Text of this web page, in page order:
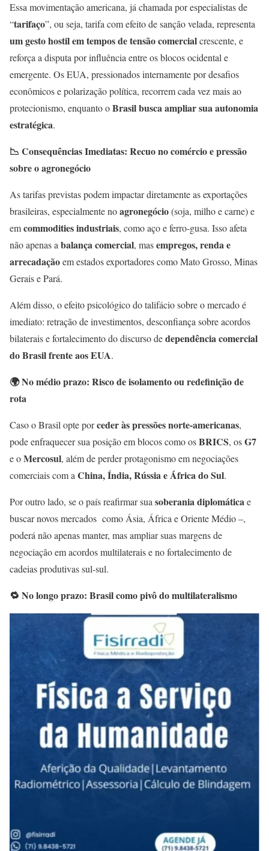
Essa movimentação americana, já chamada por especialistas de
“tarifaço”, ou seja, tarifa com efeito de sanção velada, representa
um gesto hostil em tempos de tensão comercialcrescente, e
reforça a disputa por influência entre os blocos ocidental e
emergente. Os EUA, pressionados internamente por desafios
econômicos e polarização política, recorrem cada vez mais ao
protecionismo, enquanto oBrasil busca ampliar sua autonomia
estratégica.
📉Consequências Imediatas: Recuo no comércio e pressão
sobre o agronegócio
As tarifas previstas podem impactar diretamente as exportações
brasileiras, especialmente noagronegócio(soja, milho e carne) e
emcommodities industriais, como aço e ferro-gusa. Isso afeta
não apenas a balança comercial, masempregos, renda e
arrecadaçãoem estados exportadores como Mato Grosso, Minas
Gerais e Pará.
Além disso, o efeito psicológico do talifácio sobre o mercado é
imediato: retração de investimentos, desconfiança sobre acordos
bilaterais e fortalecimento do discurso dedependência comercial
do Brasil frente aos EUA.
🌍No médio prazo: Risco de isolamento ou redefinição de
rota
Caso o Brasil opte porceder às pressões norte-americanas,
pode enfraquecer sua posição em blocos como osBRICS, osG7
e oMercosul, além de perder protagonismo em negociações
comerciais com a China, Índia, Rússia e África do Sul.
Por outro lado, se o país reafirmar sua soberania diplomáticae
buscar novos mercados como Ásia, África e Oriente Médio –,
poderá não apenas manter, mas ampliar suas margens de
negociação em acordos multilaterais e no fortalecimento de
cadeias produtivas sul-sul.
🔁 No longo prazo: Brasil como pivô do multilateralismo